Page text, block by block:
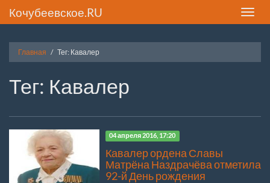
Toggle
Кочубеевское.RU
Главная Тег: Кавалер
Тег: Кавалер
04 апреля 2016, 17:20
Кавалер ордена Славы
Матрёна Наздрачёва отметила
92-й День рождения